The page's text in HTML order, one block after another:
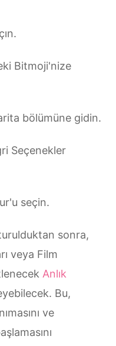
Bitmoji'nize
bölümüne gidin.
Seçenekler
seçin.
sonra,
veya Film
Anlık
Bu,
ve